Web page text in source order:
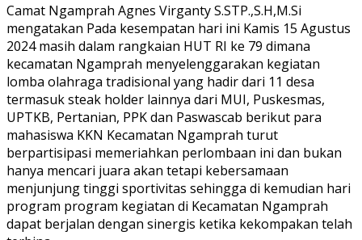
Camat Ngamprah Agnes Virganty S.STP.,S.H,M.Si
mengatakan Pada kesempatan hari ini Kamis 15 Agustus
2024 masih dalam rangkaian HUT RI ke 79 dimana
kecamatan Ngamprah menyelenggarakan kegiatan
lomba olahraga tradisional yang hadir dari 11 desa
termasuk steak holder lainnya dari MUI, Puskesmas,
UPTKB, Pertanian, PPK dan Paswascab berikut para
mahasiswa KKN Kecamatan Ngamprah turut
berpartisipasi memeriahkan perlombaan ini dan bukan
hanya mencari juara akan tetapi kebersamaan
menjunjung tinggi sportivitas sehingga di kemudian hari
program program kegiatan di Kecamatan Ngamprah
dapat berjalan dengan sinergis ketika kekompakan telah